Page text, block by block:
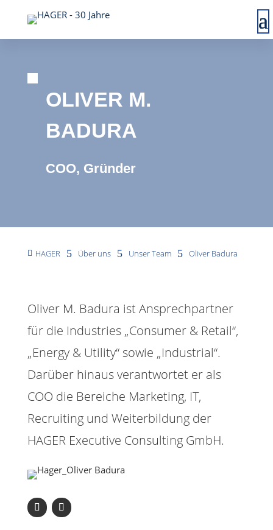
OLIVER M.
BADURA
COO, Gründer
 HAGER 5 Über uns 5 Unser Team 5 Oliver Badura
Oliver M. Badura ist Ansprechpartner
für die Industries „Consumer & Retail“,
„Energy & Utility“ sowie „Industrial“.
Darüber hinaus verantwortet er als
COO die Bereiche Marketing, IT,
Recruiting und Weiterbildung der
HAGER Executive Consulting GmbH.